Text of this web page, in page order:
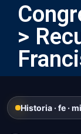
>
Historia · fe ·